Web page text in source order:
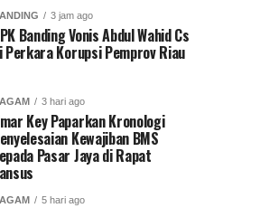
3 jam ago
Banding Vonis Abdul Wahid Cs
Perkara Korupsi Pemprov Riau
3 hari ago
Key Paparkan Kronologi
Kewajiban BMS
Pasar Jaya di Rapat
5 hari ago